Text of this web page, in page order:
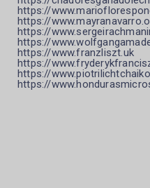
https://
https://
https://
https://
https://www.franzliszt.uk
https://
https://
https://